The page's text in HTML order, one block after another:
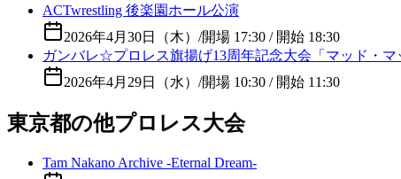
ACTwrestling 後楽園ホール公演
2026年4月30日（木） /開場 17:30 / 開始 18:30
ガンバレ☆プロレス旗揚げ13周年記念大会「マッド・
2026年4月29日（水） /開場 10:30 / 開始 11:30
東京都の他プロレス大会
Tam Nakano Archive -Eternal Dream-